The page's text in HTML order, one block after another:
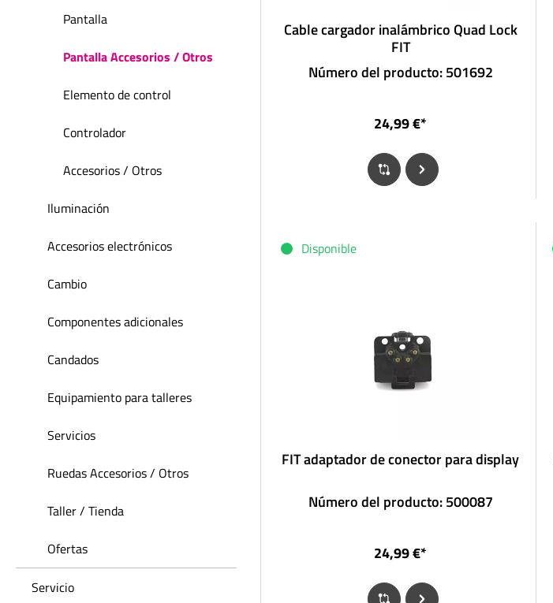
Pantalla
Pantalla Accesorios / Otros
Elemento de control
Controlador
Accesorios / Otros
Iluminación
Accesorios electrónicos
Cambio
Componentes adicionales
Candados
Equipamiento para talleres
Servicios
Ruedas Accesorios / Otros
Taller / Tienda
Ofertas
Servicio
Cable cargador inalámbrico Quad Lock
FIT
Número del producto: 501692
24,99 €*
Disponible
FIT adaptador de conector para display
Número del producto: 500087
24,99 €*